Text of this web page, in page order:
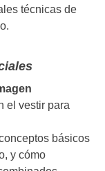
técnicas de
el vestir para
básicos
y cómo